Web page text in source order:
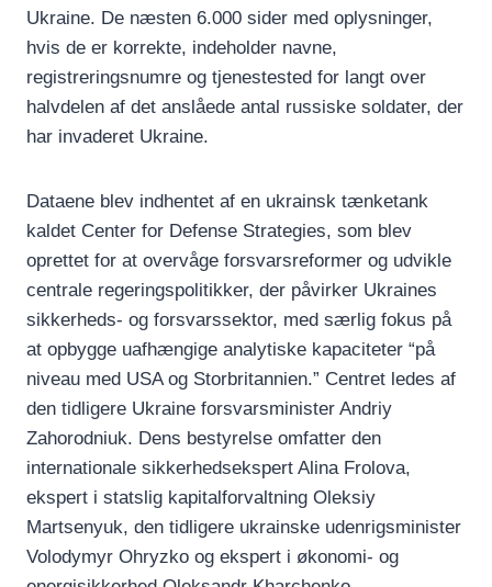
Ukraine. De næsten 6.000 sider med oplysninger,
hvis de er korrekte, indeholder navne,
registreringsnumre og tjenestested for langt over
halvdelen af det anslåede antal russiske soldater, der
har invaderet Ukraine.
Dataene blev indhentet af en ukrainsk tænketank
kaldet Center for Defense Strategies, som blev
oprettet for at overvåge forsvarsreformer og udvikle
centrale regeringspolitikker, der påvirker Ukraines
sikkerheds- og forsvarssektor, med særlig fokus på
at opbygge uafhængige analytiske kapaciteter “på
niveau med USA og Storbritannien.” Centret ledes af
den tidligere Ukraine forsvarsminister Andriy
Zahorodniuk. Dens bestyrelse omfatter den
internationale sikkerhedsekspert Alina Frolova,
ekspert i statslig kapitalforvaltning Oleksiy
Martsenyuk, den tidligere ukrainske udenrigsminister
Volodymyr Ohryzko og ekspert i økonomi- og